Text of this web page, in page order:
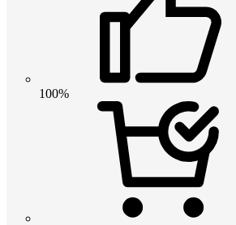
100%